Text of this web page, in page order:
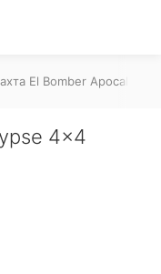
El Bomber Apocalypse
4×4